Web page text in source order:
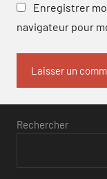
Enregistrer
navigateur pour
Rechercher